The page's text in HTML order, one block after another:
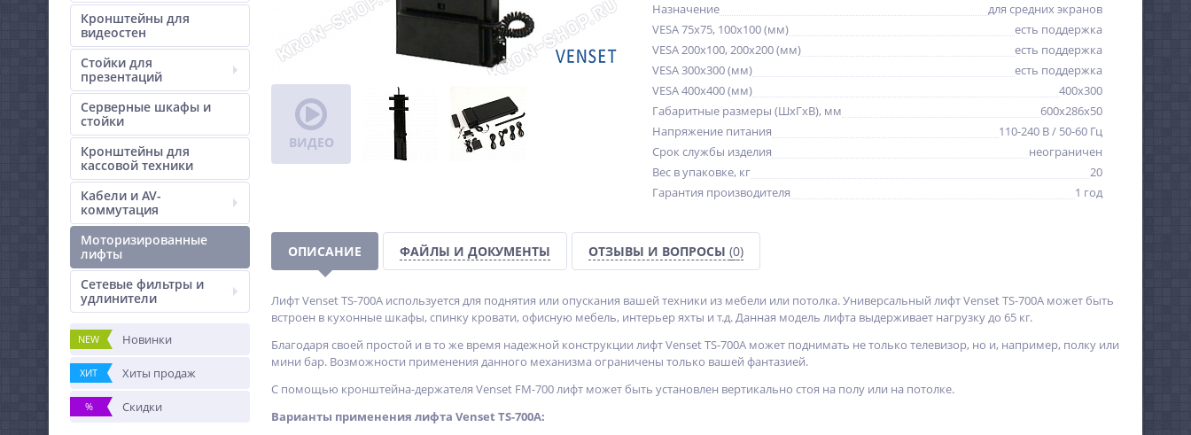
Кронштейны для
видеостен
Стойки для
презентаций
Серверные шкафы и
стойки
Кронштейны для
кассовой техники
Кабели и AV-
коммутация
Моторизированные
лифты
Сетевые фильтры и
удлинители
NEW Новинки
ХИТ Хиты продаж
% Скидки
ВИДЕО
Назначение
для средних экранов
VESA 75x75, 100x100 (мм)
есть поддержка
VESA 200x100, 200x200 (мм)
есть поддержка
VESA 300x300 (мм)
есть поддержка
VESA 400x400 (мм)
400x300
Габаритные размеры (ШxГxВ), мм
600x286x50
Напряжение питания
110-240 В / 50-60 Гц
Срок службы изделия
неограничен
Вес в упаковке, кг
20
Гарантия производителя
1 год
ОПИСАНИЕ ФАЙЛЫ И ДОКУМЕНТЫ ОТЗЫВЫ И ВОПРОСЫ (0)
Лифт Venset TS-700A используется для поднятия или опускания вашей техники из мебели или потолка. Универсальный лифт Venset TS-700A может быть
встроен в кухонные шкафы, спинку кровати, офисную мебель, интерьер яхты и т.д. Данная модель лифта выдерживает нагрузку до 65 кг.
Благодаря своей простой и в то же время надежной конструкции лифт Venset TS-700A может поднимать не только телевизор, но и, например, полку или
мини бар. Возможности применения данного механизма ограничены только вашей фантазией.
С помощью кронштейна-держателя Venset FM-700 лифт может быть установлен вертикально стоя на полу или на потолке.
Варианты применения лифта Venset TS-700A: